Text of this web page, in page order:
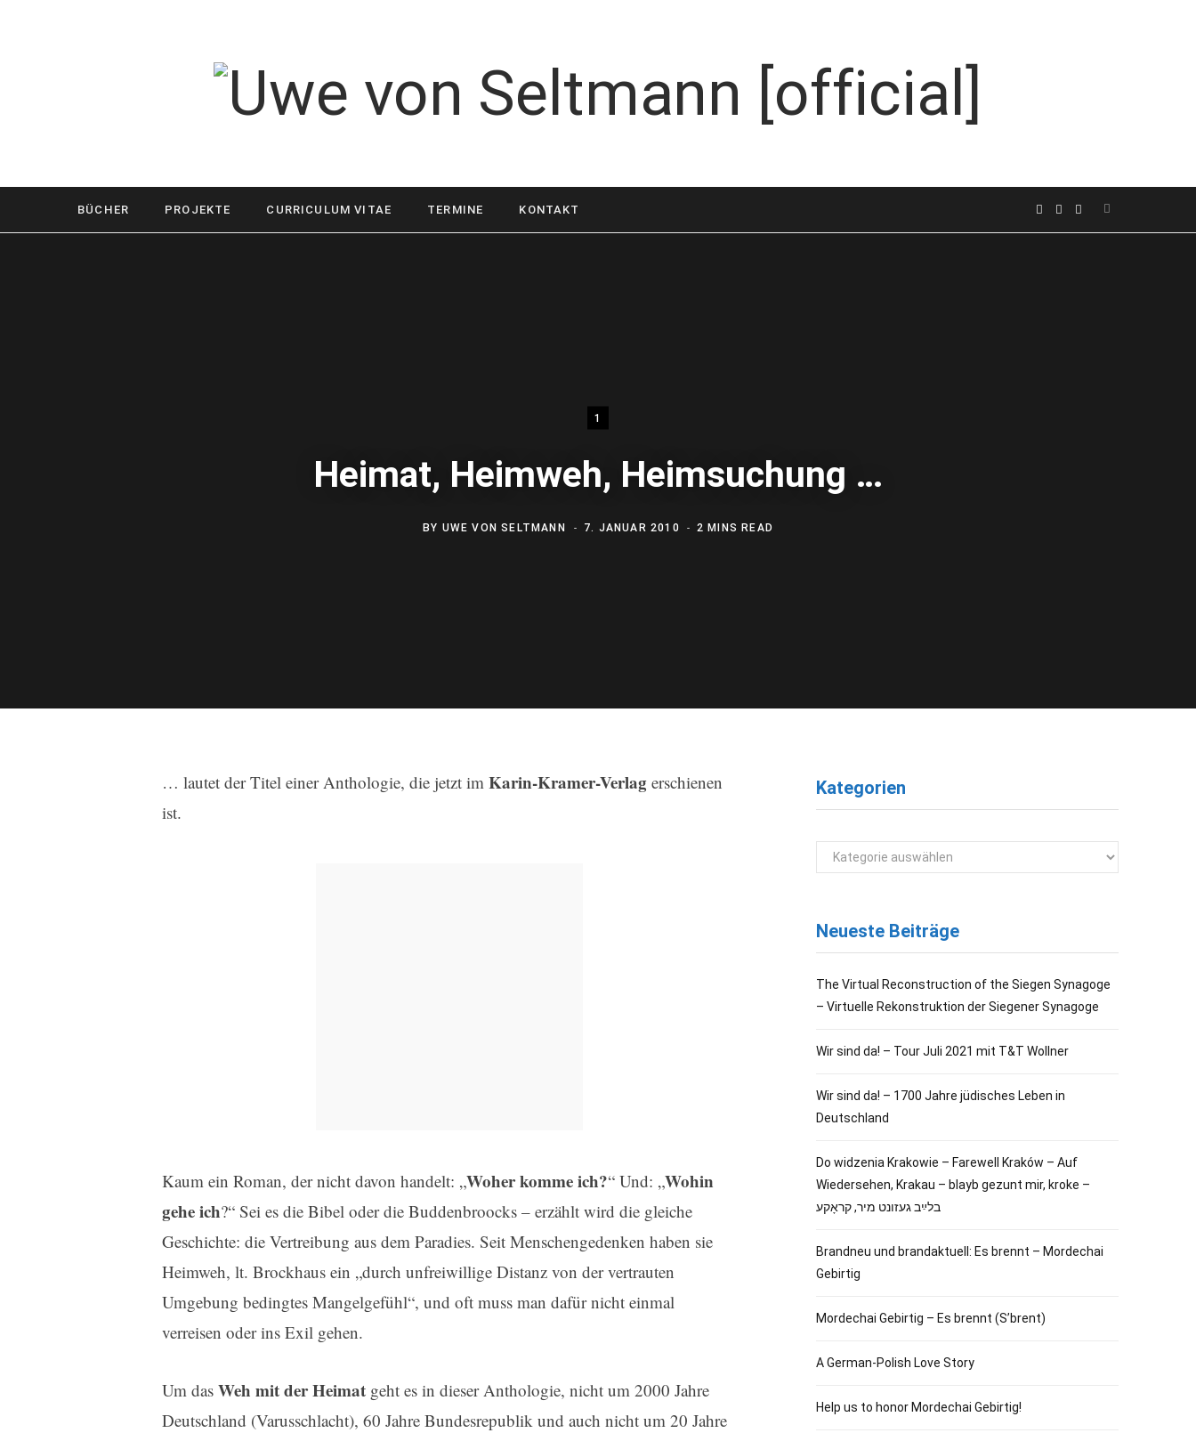
F I L
BÜCHER PROJEKTE CURRICULUM VITAE TERMINE KONTAKT
1
Heimat, Heimweh, Heimsuchung …
BY UWE VON SELTMANN 7. JANUAR 2010 2 MINS READ
… lautet der Titel einer Anthologie, die jetzt im Karin-Kramer-Verlagerschienen
ist.
Kaum ein Roman, der nicht davon handelt: „Woher komme ich?“ Und: „Wohin
gehe ich?“ Sei es die Bibel oder die Buddenbroocks – erzählt wird die gleiche
Geschichte: die Vertreibung aus dem Paradies. Seit Menschengedenken haben sie
Heimweh, lt. Brockhaus ein „durch unfreiwillige Distanz von der vertrauten
Umgebung bedingtes Mangelgefühl“, und oft muss man dafür nicht einmal
verreisen oder ins Exil gehen.
Um das Weh mit der Heimatgeht es in dieser Anthologie, nicht um 2000 Jahre
Deutschland (Varusschlacht), 60 Jahre Bundesrepublik und auch nicht um 20 Jahre
Kategorien
Kategorien
Neueste Beiträge
The Virtual Reconstruction of the Siegen Synagoge
– Virtuelle Rekonstruktion der Siegener Synagoge
Wir sind da! – Tour Juli 2021 mit T&T Wollner
Wir sind da! – 1700 Jahre jüdisches Leben in
Deutschland
Do widzenia Krakowie – Farewell Kraków – Auf
Wiedersehen, Krakau – blayb gezunt mir, kroke –
בלײַב געזונט מיר, קראָקע
Brandneu und brandaktuell: Es brennt – Mordechai
Gebirtig
Mordechai Gebirtig – Es brennt (S’brent)
A German-Polish Love Story
Help us to honor Mordechai Gebirtig!